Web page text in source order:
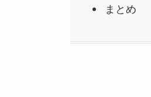
まとめ